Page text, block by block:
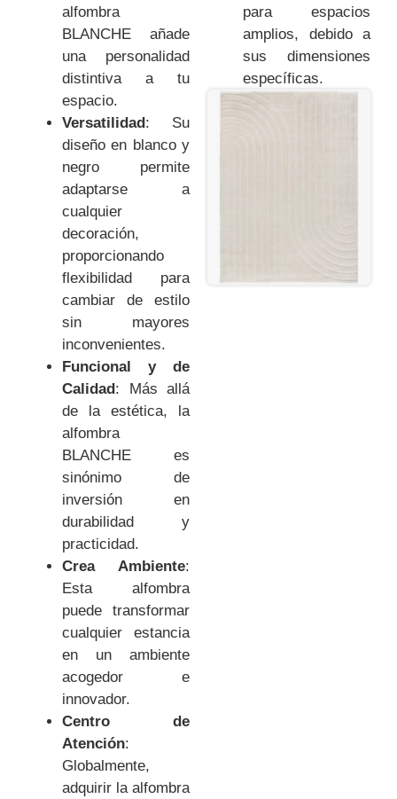
alfombra
BLANCHE añade
una personalidad
distintiva a tu
espacio.
Versatilidad: Su
diseño en blanco y
negro permite
adaptarse a
cualquier
decoración,
proporcionando
flexibilidad para
cambiar de estilo
sin mayores
inconvenientes.
Funcional y de
Calidad: Más allá
de la estética, la
alfombra
BLANCHE es
sinónimo de
inversión en
durabilidad y
practicidad.
Crea Ambiente:
Esta alfombra
puede transformar
cualquier estancia
en un ambiente
acogedor e
innovador.
Centro de
Atención:
Globalmente,
adquirir la alfombra
para espacios
amplios, debido a
sus dimensiones
específicas.